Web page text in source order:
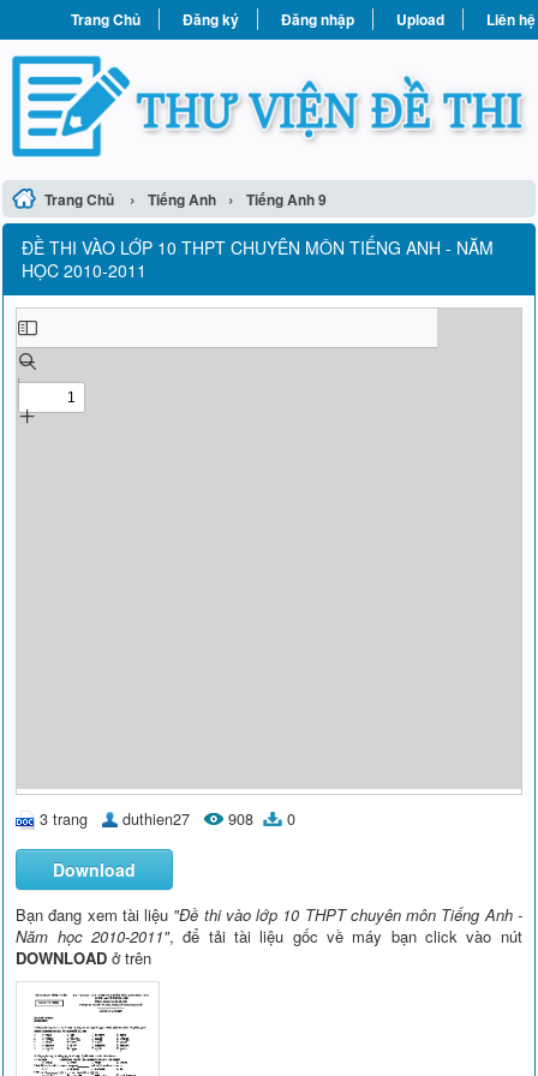
Trang Chủ Đăng ký Đăng nhập Upload Liên hệ
Trang Chủ › Tiếng Anh › Tiếng Anh 9
ĐỀ THI VÀO LỚP 10 THPT CHUYÊN MÔN TIẾNG ANH - NĂM
HỌC 2010-2011
3 trang duthien27 908 0
Download
Bạn đang xem tài liệu "Đề thi vào lớp 10 THPT chuyên môn Tiếng Anh -
Năm học 2010-2011", để tải tài liệu gốc về máy bạn click vào nút
DOWNLOAD ở trên